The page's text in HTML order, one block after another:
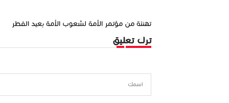
تهنئة من مؤتمر الأمة لشعوب الأمة بعيد الفطر
ترك تعليق
اسمك